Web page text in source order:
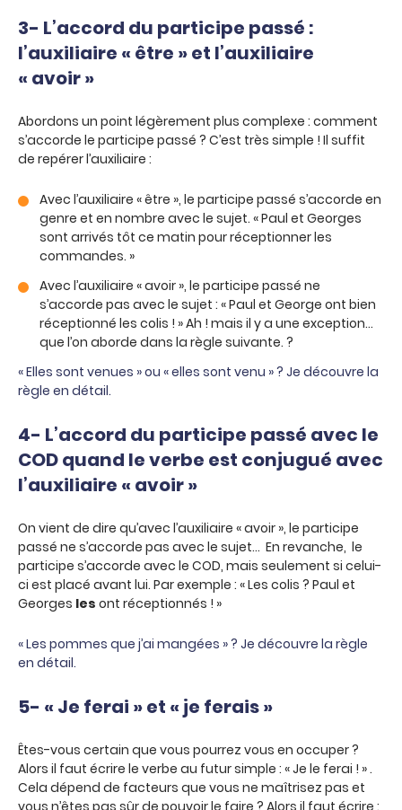
3- L’accord du participe passé :
l’auxiliaire « être » et l’auxiliaire
« avoir »
Abordons un point légèrement plus complexe : comment
s’accorde le participe passé ? C’est très simple ! Il suffit
de repérer l’auxiliaire :
Avec l’auxiliaire « être », le participe passé s’accorde en
genre et en nombre avec le sujet. « Paul et Georges
sont arrivés tôt ce matin pour réceptionner les
commandes. »
Avec l’auxiliaire « avoir », le participe passé ne
s’accorde pas avec le sujet : « Paul et George ont bien
réceptionné les colis ! » Ah ! mais il y a une exception…
que l’on aborde dans la règle suivante. ?
« Elles sont venues » ou « elles sont venu » ? Je découvre la
règle en détail.
4- L’accord du participe passé avec le
COD quand le verbe est conjugué avec
l’auxiliaire « avoir »
On vient de dire qu’avec l’auxiliaire « avoir », le participe
passé ne s’accorde pas avec le sujet… En revanche, le
participe s’accorde avec le COD, mais seulement si celui-
ci est placé avant lui. Par exemple : « Les colis ? Paul et
Georges les ont réceptionnés ! »
« Les pommes que j’ai mangées » ? Je découvre la règle
en détail.
5- « Je ferai » et « je ferais »
Êtes-vous certain que vous pourrez vous en occuper ?
Alors il faut écrire le verbe au futur simple : « Je le ferai ! » .
Cela dépend de facteurs que vous ne maîtrisez pas et
vous n’êtes pas sûr de pouvoir le faire ? Alors il faut écrire :